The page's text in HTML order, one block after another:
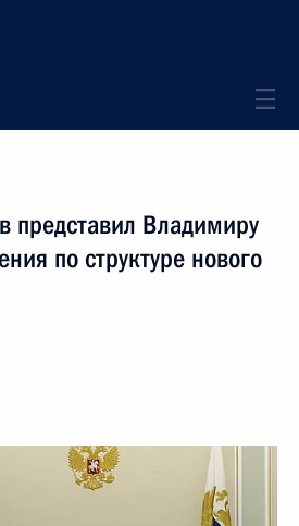
представил Владимиру
по структуре нового